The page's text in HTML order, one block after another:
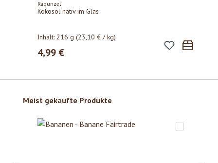
Rapunzel
Kokosöl nativ im Glas
Inhalt:216 g(23,10 € / kg)
Regulärer Preis:
4,99 €
Produktgalerie überspringen
Meist gekaufte Produkte